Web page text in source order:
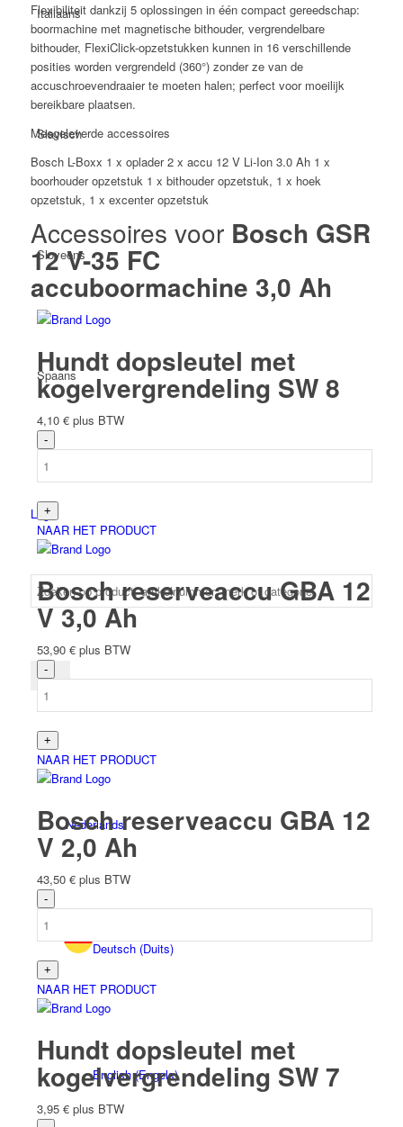
Italiaans
Slavisch
Sloveens
Spaans
Login
Nederlands
Deutsch(Duits)
English(Engels)
3,0
Ah
aantal
Flexibiliteit dankzij 5 oplossingen in één compact gereedschap:
boormachine met magnetische bithouder, vergrendelbare
bithouder, FlexiClick-opzetstukken kunnen in 16 verschillende
posities worden vergrendeld (360°) zonder ze van de
accuschroevendraaier te moeten halen; perfect voor moeilijk
bereikbare plaatsen.
Meegeleverde accessoires
Bosch L-Boxx 1 x oplader 2 x accu 12 V Li-Ion 3.0 Ah 1 x
boorhouder opzetstuk 1 x bithouder opzetstuk, 1 x hoek
opzetstuk, 1 x excenter opzetstuk
Accessoires voorBosch GSR
12 V-35 FC
accuboormachine 3,0 Ah
Hundt dopsleutel met
kogelvergrendeling SW 8
4,10 € plus BTW
NAAR HET PRODUCT
Bosch reserveaccu GBA 12
V 3,0 Ah
53,90 € plus BTW
NAAR HET PRODUCT
Bosch reserveaccu GBA 12
V 2,0 Ah
43,50 € plus BTW
NAAR HET PRODUCT
Hundt dopsleutel met
kogelvergrendeling SW 7
3,95 € plus BTW